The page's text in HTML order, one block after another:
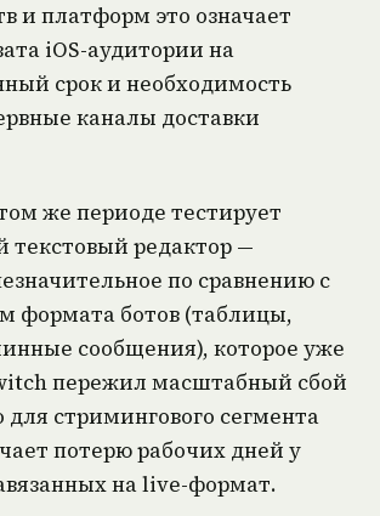
и платформ это означает
iOS-аудитории на
срок и необходимость
каналы доставки
же периоде тестирует
текстовый редактор —
по сравнению с
формата ботов (таблицы,
сообщения), которое уже
пережил масштабный сбой
для стримингового сегмента
потерю рабочих дней у
на live-формат.